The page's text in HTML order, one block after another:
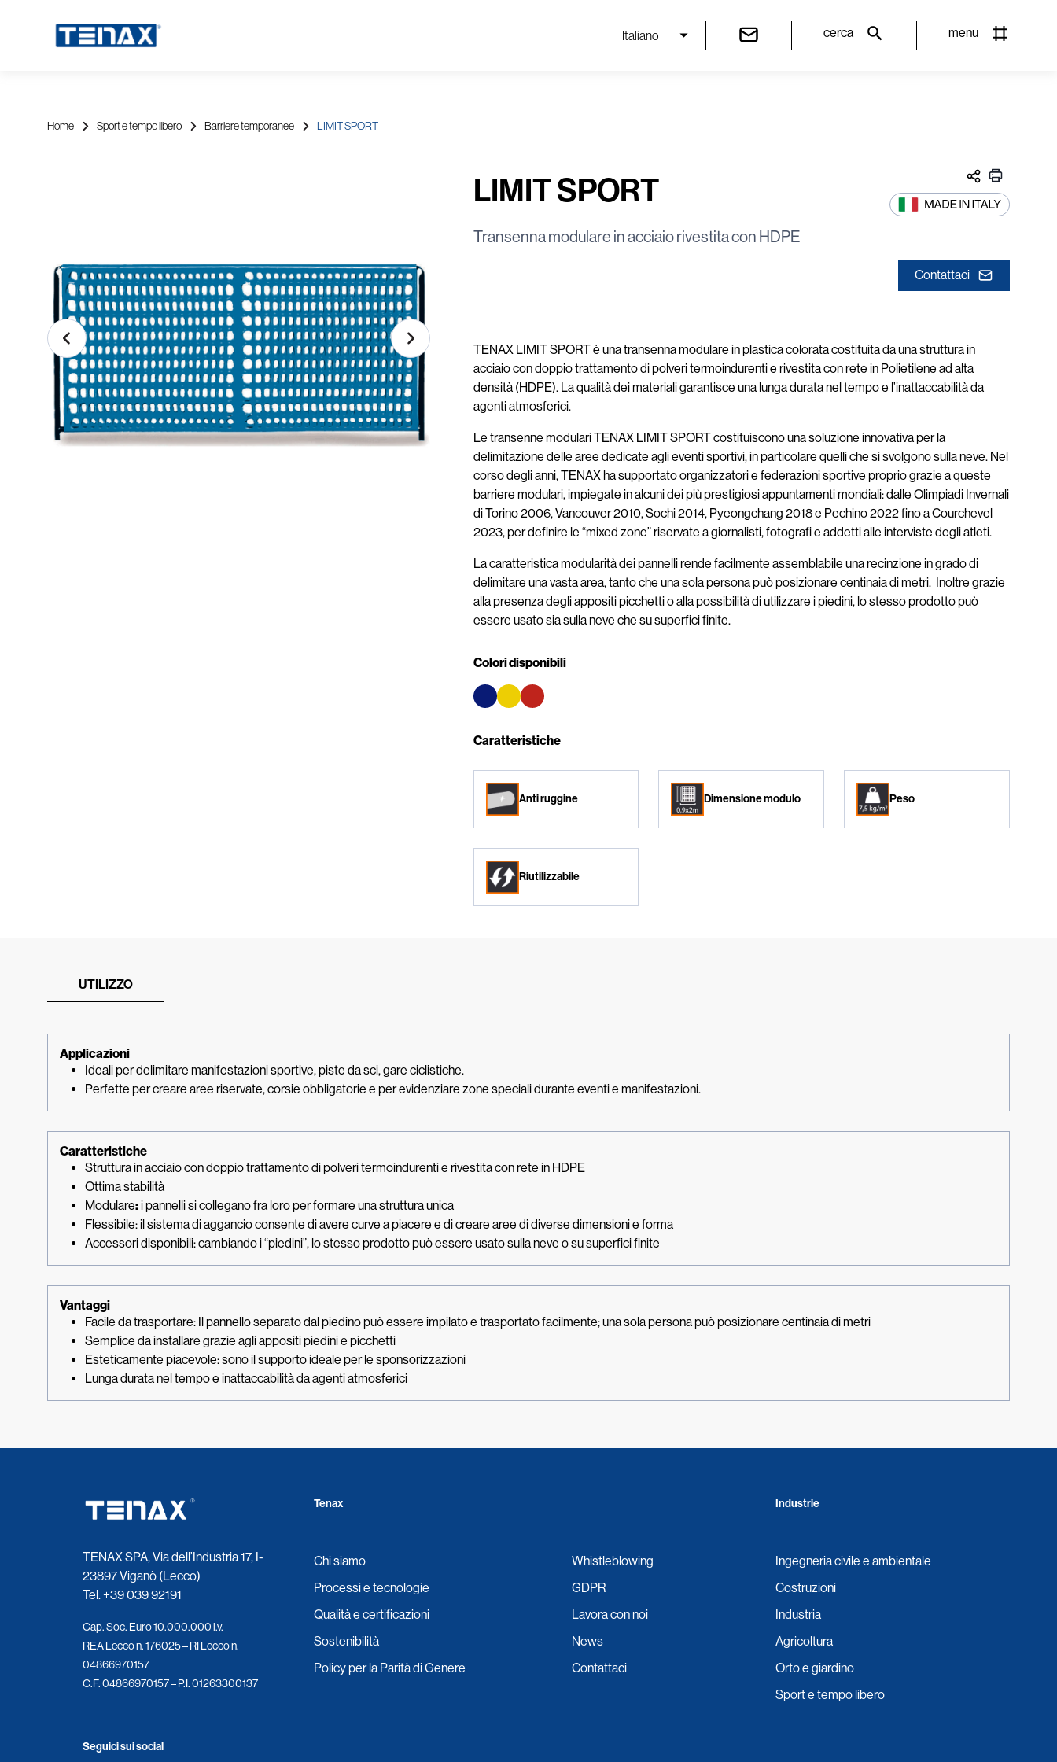
Italiano cerca menu
Home Sport e tempo libero Barriere temporanee LIMIT SPORT
LIMIT SPORT
Transenna modulare in acciaio rivestita con HDPE
Contattaci
TENAX LIMIT SPORT è una transenna modulare in plastica colorata costituita da una struttura in
acciaio con doppio trattamento di polveri termoindurenti e rivestita con rete in Polietilene ad alta
densità (HDPE). La qualità dei materiali garantisce una lunga durata nel tempo e l’inattaccabilità da
agenti atmosferici.
Le transenne modulari TENAX LIMIT SPORT costituiscono una soluzione innovativa per la
delimitazione delle aree dedicate agli eventi sportivi, in particolare quelli che si svolgono sulla neve. Nel
corso degli anni, TENAX ha supportato organizzatori e federazioni sportive proprio grazie a queste
barriere modulari, impiegate in alcuni dei più prestigiosi appuntamenti mondiali: dalle Olimpiadi Invernali
di Torino 2006, Vancouver 2010, Sochi 2014, Pyeongchang 2018 e Pechino 2022 fino a Courchevel
2023, per definire le “mixed zone” riservate a giornalisti, fotografi e addetti alle interviste degli atleti.
La caratteristica modularità dei pannelli rende facilmente assemblabile una recinzione in grado di
delimitare una vasta area, tanto che una sola persona può posizionare centinaia di metri. Inoltre grazie
alla presenza degli appositi picchetti o alla possibilità di utilizzare i piedini, lo stesso prodotto può
essere usato sia sulla neve che su superfici finite.
Colori disponibili
Caratteristiche
Anti ruggine Dimensione modulo Peso
Riutilizzabile
UTILIZZO
Applicazioni
Ideali per delimitare manifestazioni sportive, piste da sci, gare ciclistiche.
Perfette per creare aree riservate, corsie obbligatorie e per evidenziare zone speciali durante eventi e manifestazioni.
Caratteristiche
Struttura in acciaio con doppio trattamento di polveri termoindurenti e rivestita con rete in HDPE
Ottima stabilità
Modulare:i pannelli si collegano fra loro per formare una struttura unica
Flessibile: il sistema di aggancio consente di avere curve a piacere e di creare aree di diverse dimensioni e forma
Accessori disponibili: cambiando i “piedini”, lo stesso prodotto può essere usato sulla neve o su superfici finite
Vantaggi
Facile da trasportare: Il pannello separato dal piedino può essere impilato e trasportato facilmente; una sola persona può posizionare centinaia di metri
Semplice da installare grazie agli appositi piedini e picchetti
Esteticamente piacevole: sono il supporto ideale per le sponsorizzazioni
Lunga durata nel tempo e inattaccabilità da agenti atmosferici
TENAX SPA, Via dell’Industria 17, I-
23897 Viganò (Lecco)
Tel.+39 039 92191
Cap. Soc. Euro 10.000.000 i.v.
REA Lecco n. 176025 – RI Lecco n.
04866970157
C.F. 04866970157 – P.I. 01263300137
Seguici sui social
Tenax
Chi siamo
Processi e tecnologie
Qualità e certificazioni
Sostenibilità
Policy per la Parità di Genere
Whistleblowing
GDPR
Lavora con noi
News
Contattaci
Industrie
Ingegneria civile e ambientale
Costruzioni
Industria
Agricoltura
Orto e giardino
Sport e tempo libero